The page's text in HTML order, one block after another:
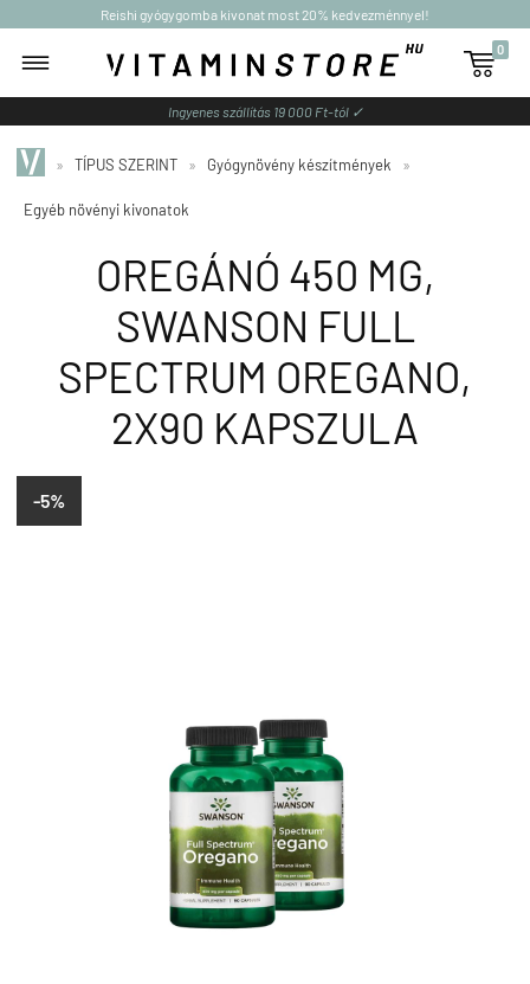
Reishi gyógygomba kivonat most 20% kedvezménnyel!

0
Ingyenes szállítás 19 000 Ft-tól ✓
» TÍPUS SZERINT » Gyógynövény készítmények »
Egyéb növényi kivonatok
OREGÁNÓ 450 MG,
SWANSON FULL
SPECTRUM OREGANO,
2X90 KAPSZULA
-5%